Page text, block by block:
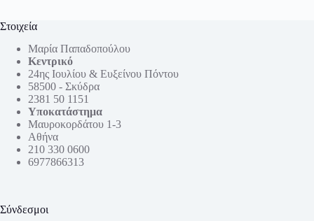
Στοιχεία
Μαρία Παπαδοπούλου
Κεντρικό
24ης Ιουλίου & Ευξείνου Πόντου
58500 - Σκύδρα
2381 50 1151
Υποκατάστημα
Μαυροκορδάτου 1-3
Αθήνα
210 330 0600
6977866313
Σύνδεσμοι